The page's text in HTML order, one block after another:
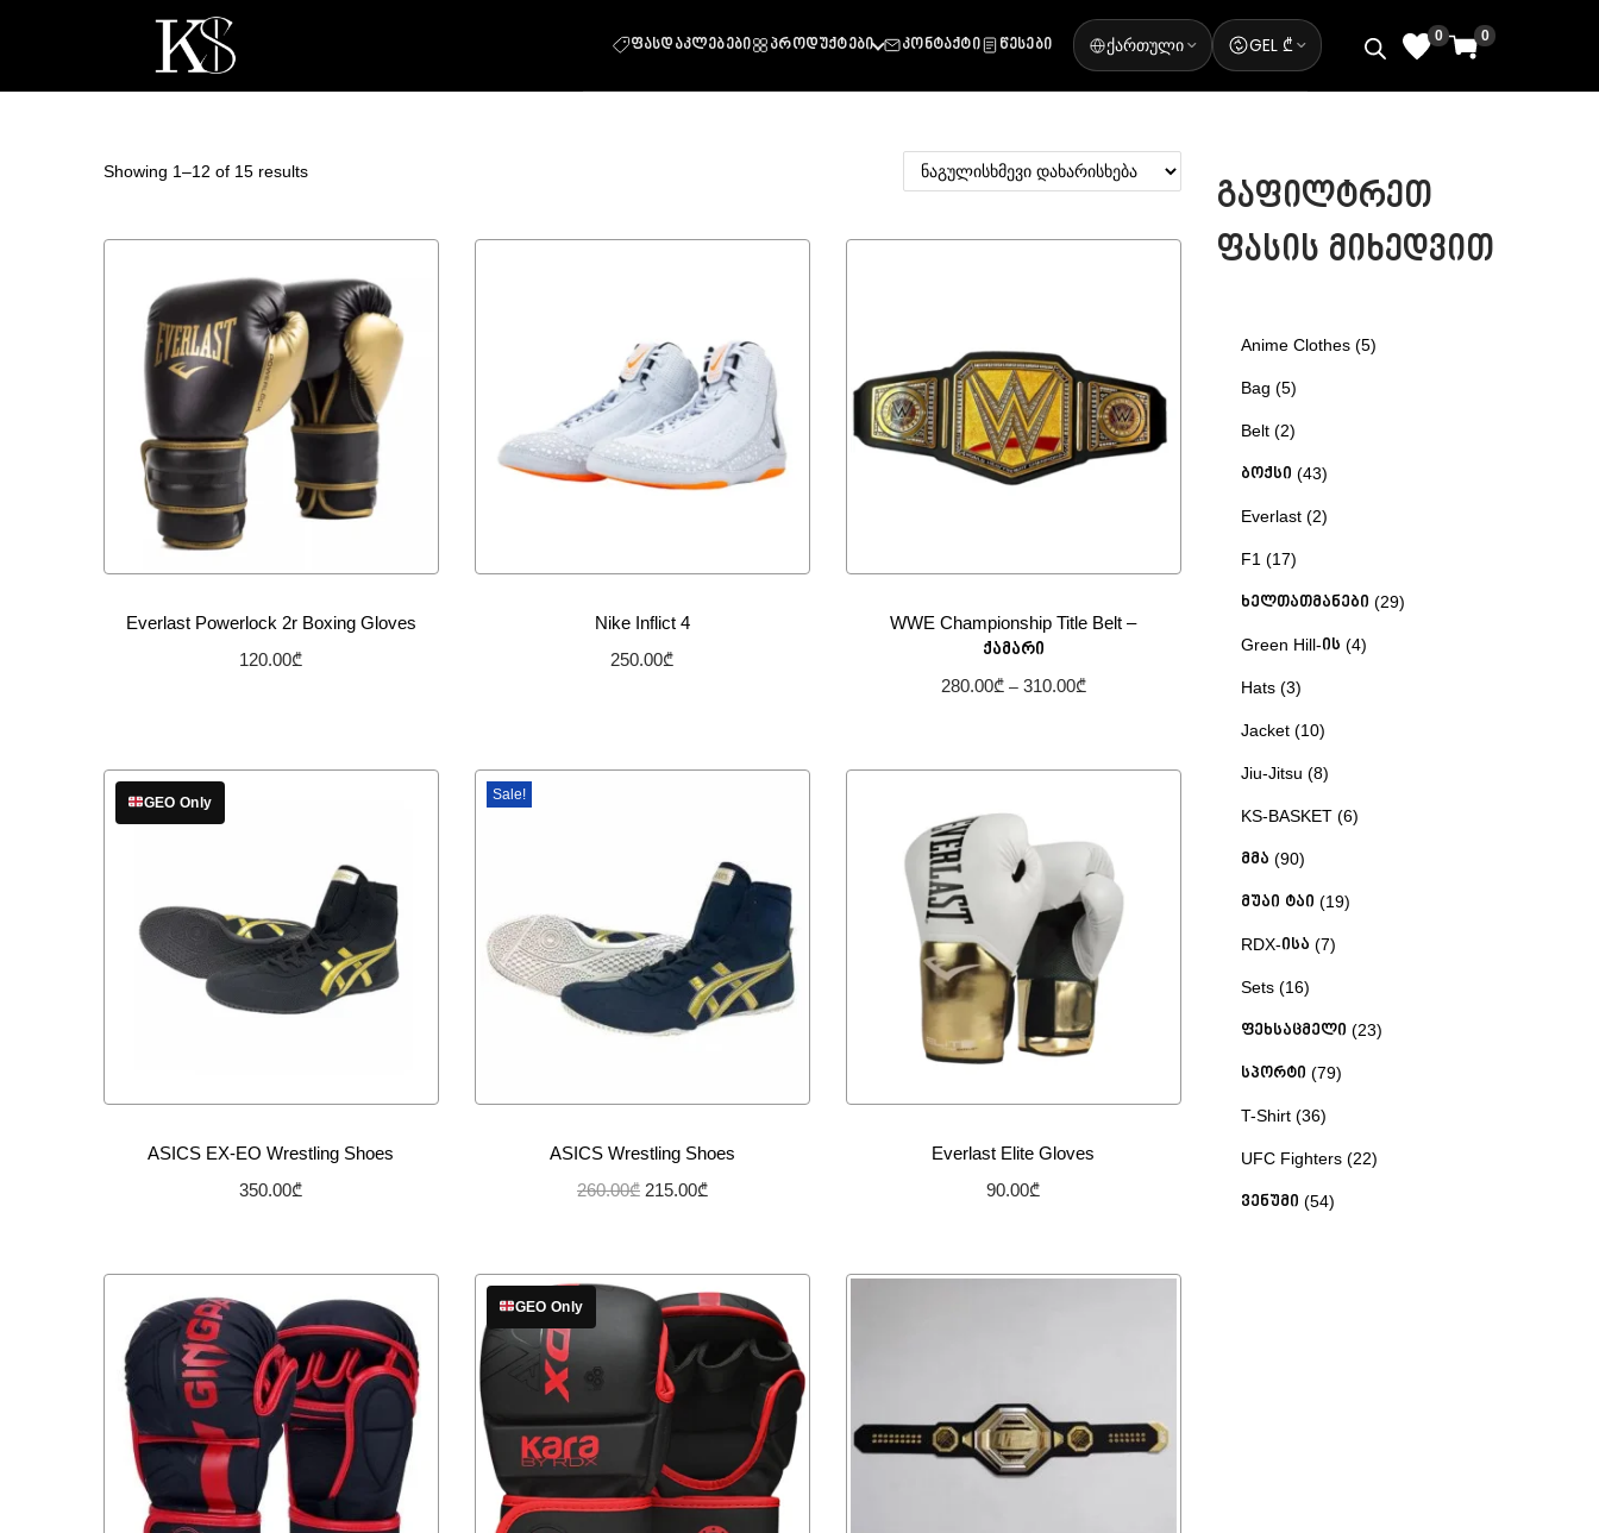
ფასდაკლებები პროდუქტები კონტაქტი წესები ქართული GEL ₾ 0 0
Showing 1–12 of 15 results
Everlast Powerlock 2r Boxing Gloves
120.00₾
Nike Inflict 4
250.00₾
WWE Championship Title Belt –
ქამარი
280.00₾ – 310.00₾
სურვილების სიაში დამატება
GEO Only
ASICS EX-EO Wrestling Shoes
350.00₾
სურვილების სიაში დამატება
Sale!
ASICS Wrestling Shoes
260.00₾ 215.00₾
სურვილების სიაში დამატება
Everlast Elite Gloves
90.00₾
სურვილების სიაში დამატება
GEO Only
გაფილტრეთ
ფასის მიხედვით
Anime Clothes 5
Bag 5
Belt 2
ბოქსი 43
Everlast 2
F1 17
ხელთათმანები 29
Green Hill-ის 4
Hats 3
Jacket 10
Jiu-Jitsu 8
KS-BASKET 6
მმა 90
მუაი ტაი 19
RDX-ისა 7
Sets 16
ფეხსაცმელი 23
სპორტი 79
T-Shirt 36
UFC Fighters 22
ვენუმი 54